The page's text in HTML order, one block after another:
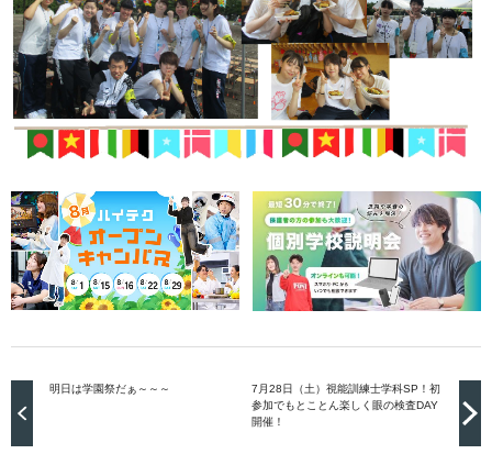
明日は学園祭だぁ～～～
7月28日（土）視能訓練士学科SP！初
参加でもとことん楽しく眼の検査DAY
開催！